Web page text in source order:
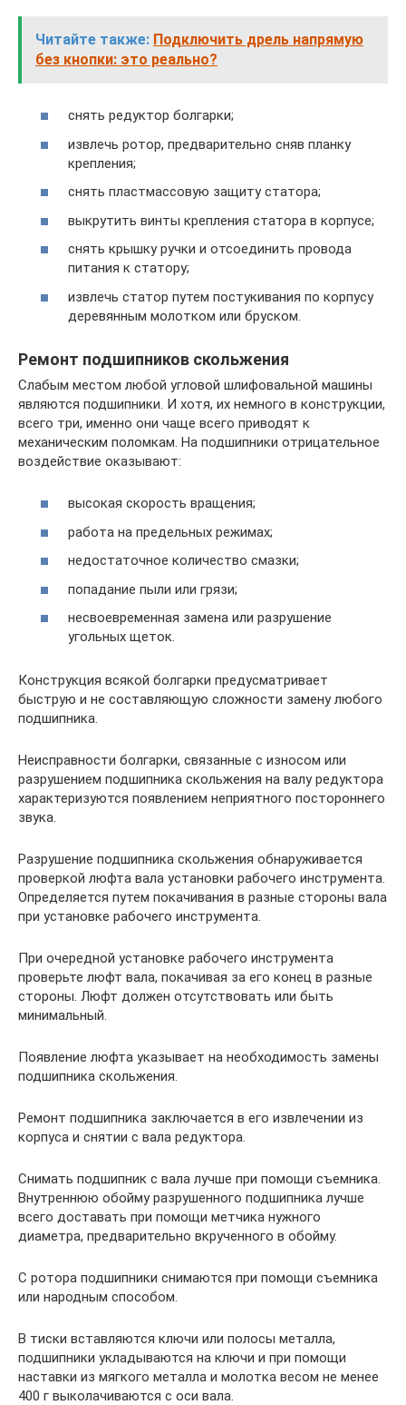
Читайте также: Подключить дрель напрямую
без кнопки: это реально?
снять редуктор болгарки;
извлечь ротор, предварительно сняв планку
крепления;
снять пластмассовую защиту статора;
выкрутить винты крепления статора в корпусе;
снять крышку ручки и отсоединить провода
питания к статору;
извлечь статор путем постукивания по корпусу
деревянным молотком или бруском.
Ремонт подшипников скольжения
Слабым местом любой угловой шлифовальной машины
являются подшипники. И хотя, их немного в конструкции,
всего три, именно они чаще всего приводят к
механическим поломкам. На подшипники отрицательное
воздействие оказывают:
высокая скорость вращения;
работа на предельных режимах;
недостаточное количество смазки;
попадание пыли или грязи;
несвоевременная замена или разрушение
угольных щеток.
Конструкция всякой болгарки предусматривает
быструю и не составляющую сложности замену любого
подшипника.
Неисправности болгарки, связанные с износом или
разрушением подшипника скольжения на валу редуктора
характеризуются появлением неприятного постороннего
звука.
Разрушение подшипника скольжения обнаруживается
проверкой люфта вала установки рабочего инструмента.
Определяется путем покачивания в разные стороны вала
при установке рабочего инструмента.
При очередной установке рабочего инструмента
проверьте люфт вала, покачивая за его конец в разные
стороны. Люфт должен отсутствовать или быть
минимальный.
Появление люфта указывает на необходимость замены
подшипника скольжения.
Ремонт подшипника заключается в его извлечении из
корпуса и снятии с вала редуктора.
Снимать подшипник с вала лучше при помощи съемника.
Внутреннюю обойму разрушенного подшипника лучше
всего доставать при помощи метчика нужного
диаметра, предварительно вкрученного в обойму.
С ротора подшипники снимаются при помощи съемника
или народным способом.
В тиски вставляются ключи или полосы металла,
подшипники укладываются на ключи и при помощи
наставки из мягкого металла и молотка весом не менее
400 г выколачиваются с оси вала.